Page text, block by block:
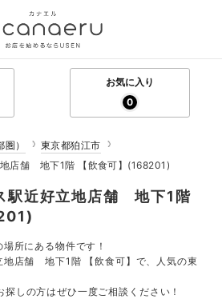
お気に入り
0
）
東京都狛江市
店舗 地下1階 【飲食可】(168201)
駅近好立地店舗 地下1階
所にある物件です！
地店舗 地下1階 【飲食可】で、人気の東
しの方はぜひ一度ご相談ください！